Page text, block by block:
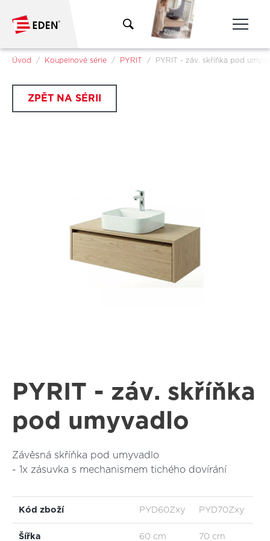
Jsi tady:
Úvod Koupelnové série PYRIT PYRIT - záv. skříňka pod
ZPĚT NA SÉRII
PYRIT - záv. skříňka
pod umyvadlo
Závěsná skříňka pod umyvadlo
- 1x zásuvka s mechanismem tichého dovírání
Kód zboží PYD60Zxy PYD70Zxy
Šířka 60 cm 70 cm